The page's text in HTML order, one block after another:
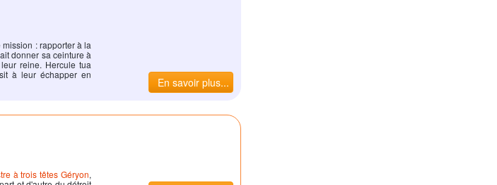
: rapporter à la
donner sa ceinture à
reine. Hercule tua
à leur échapper en
En savoir plus...
à trois têtes Géryon,